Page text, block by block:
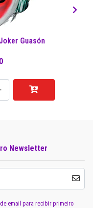
Guasón
Newsletter
email para recibir primeiro